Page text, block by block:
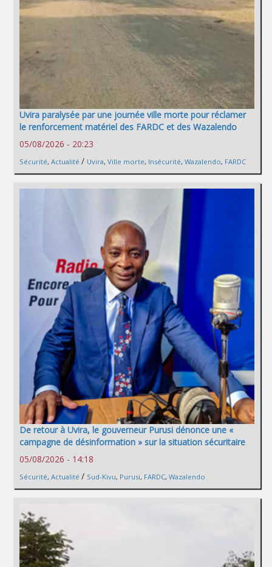
Uvira paralysée par une journée ville morte pour réclamer
le renforcement matériel des FARDC et des Wazalendo
05/08/2026 - 20:23
Sécurité, Actualité / Uvira, Ville morte, Insécurité, Wazalendo, FARDC
De retour à Uvira, le gouverneur Purusi dénonce une «
campagne de désinformation » sur la situation sécuritaire
05/08/2026 - 14:18
Sécurité, Actualité / Sud-Kivu, Purusi, FARDC, Wazalendo